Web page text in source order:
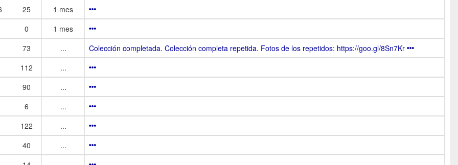
25
1 mes
0
1 mes
73
...
Colección completada. Colección completa repetida. Fotos de los repetidos: https://goo.gl/8Sn7Kr
112
...
90
...
6
...
122
...
40
...